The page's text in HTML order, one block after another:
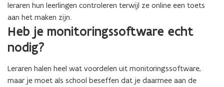
leraren hun leerlingen controleren terwijl ze online een toets
aan het maken zijn.
Heb je monitoringssoftware echt
nodig?
Leraren halen heel wat voordelen uit monitoringssoftware,
maar je moet als school beseffen dat je daarmee aan de